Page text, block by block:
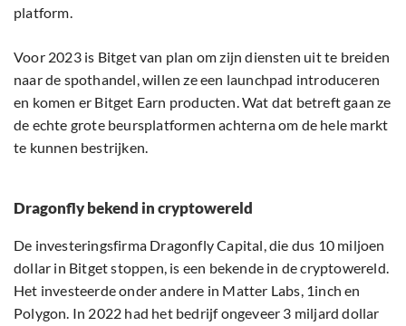
platform.
Voor 2023 is Bitget van plan om zijn diensten uit te breiden
naar de spothandel, willen ze een launchpad introduceren
en komen er Bitget Earn producten. Wat dat betreft gaan ze
de echte grote beursplatformen achterna om de hele markt
te kunnen bestrijken.
Dragonfly bekend in cryptowereld
De investeringsfirma Dragonfly Capital, die dus 10 miljoen
dollar in Bitget stoppen, is een bekende in de cryptowereld.
Het investeerde onder andere in Matter Labs, 1inch en
Polygon. In 2022 had het bedrijf ongeveer 3 miljard dollar